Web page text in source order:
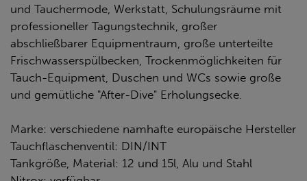
und Tauchermode, Werkstatt, Schulungsräume mit
professioneller Tagungstechnik, großer
abschließbarer Equipmentraum, große unterteilte
Frischwasserspülbecken, Trockenmöglichkeiten für
Tauch-Equipment, Duschen und WCs sowie große
und gemütliche "After-Dive" Erholungsecke.
Marke: verschiedene namhafte europäische Hersteller
Tauchflaschenventil: DIN/INT
Tankgröße, Material: 12 und 15l, Alu und Stahl